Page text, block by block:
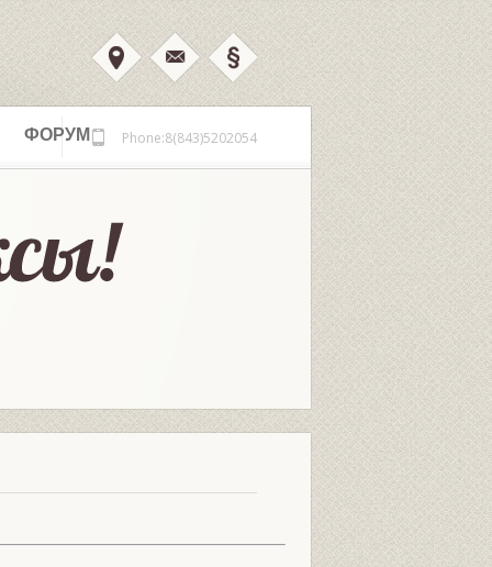
ФОРУМ Phone:8(843)5202054